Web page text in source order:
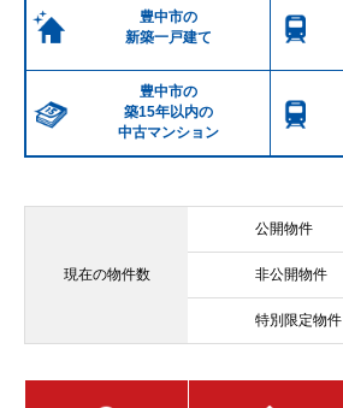
豊中市の
新築一戸建て
豊中市の
築15年以内の
中古マンション
現在の物件数
公開物件
非公開物件
特別限定物件